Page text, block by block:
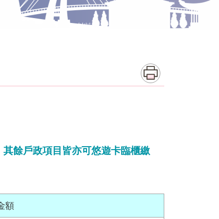
餘戶政項目皆亦可悠遊卡臨櫃繳
額